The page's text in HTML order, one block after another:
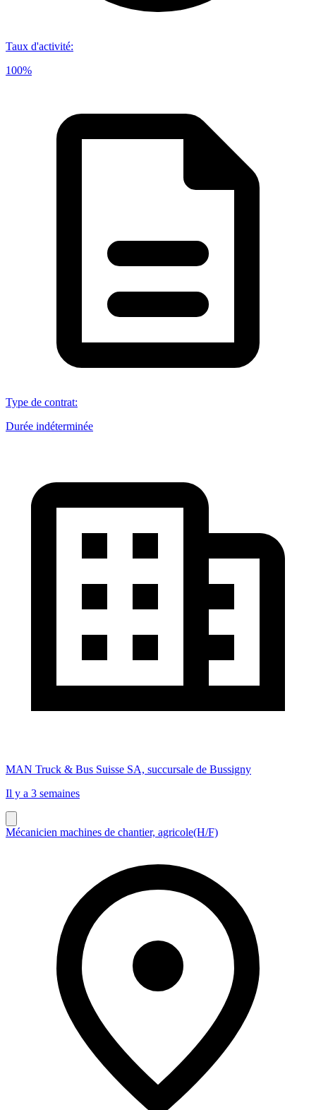
Taux d'activité:
100%
Type de contrat:
Durée indéterminée
MAN Truck & Bus Suisse SA, succursale de Bussigny
Il y a 3 semaines
Mécanicien machines de chantier, agricole(H/F)